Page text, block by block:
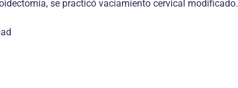
se practicó vaciamiento cervical modificado.